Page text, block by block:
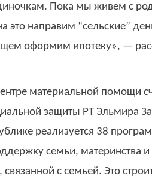
Пока мы живем с
направим “сельские”
оформим ипотеку», —
материальной помощи
защиты РТ Эльмира
реализуется 38
семьи, материнства и
с семьей. Это